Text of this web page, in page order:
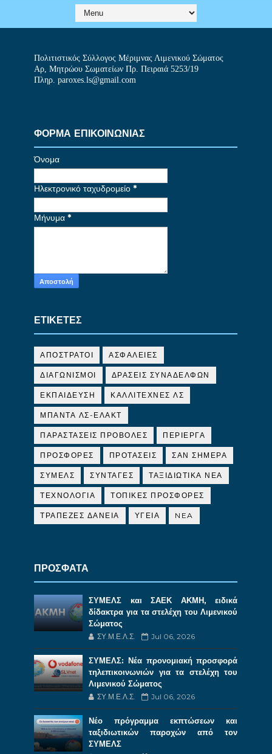
Πολιτιστικός Σύλλογος Μέριμνας Λιμενικού Σώματος
Αρ, Μητρώου Σωματείων Πρ. Πειραιά 5253/19
Πληρ. paroxes.ls@gmail.com
ΦΟΡΜΑ ΕΠΙΚΟΙΝΩΝΙΑΣ
Όνομα
Ηλεκτρονικό ταχυδρομείο *
Μήνυμα *
ΕΤΙΚΕΤΕΣ
ΑΠΟΣΤΡΑΤΟΙ ΑΣΦΑΛΕΙΕΣ
ΔΙΑΓΩΝΙΣΜΟΙ ΔΡΑΣΕΙΣ ΣΥΝΑΔΕΛΦΩΝ
ΕΚΠΑΙΔΕΥΣΗ ΚΑΛΛΙΤΕΧΝΕΣ ΛΣ
ΜΠΑΝΤΑ ΛΣ-ΕΛΑΚΤ
ΠΑΡΑΣΤΑΣΕΙΣ ΠΡΟΒΟΛΕΣ ΠΕΡΙΕΡΓΑ
ΠΡΟΣΦΟΡΕΣ ΠΡΟΤΑΣΕΙΣ ΣΑΝ ΣΗΜΕΡΑ
ΣΥΜΕΛΣ ΣΥΝΤΑΓΕΣ ΤΑΞΙΔΙΩΤΙΚΑ ΝΕΑ
ΤΕΧΝΟΛΟΓΙΑ ΤΟΠΙΚΕΣ ΠΡΟΣΦΟΡΕΣ
ΤΡΑΠΕΖΕΣ ΔΑΝΕΙΑ ΥΓΕΙΑ NEA
ΠΡΟΣΦΑΤΑ
ΣΥΜΕΛΣ και ΣΑΕΚ ΑΚΜΗ, ειδικά
δίδακτρα για τα στελέχη του Λιμενικού
Σώματος
ΣΥ.Μ.Ε.Λ.Σ. Jul 06, 2026
ΣΥΜΕΛΣ: Νέα προνομιακή προσφορά
τηλεπικοινωνιών για τα στελέχη του
Λιμενικού Σώματος
ΣΥ.Μ.Ε.Λ.Σ. Jul 06, 2026
Νέο πρόγραμμα εκπτώσεων και
ταξιδιωτικών παροχών από τον
ΣΥΜΕΛΣ